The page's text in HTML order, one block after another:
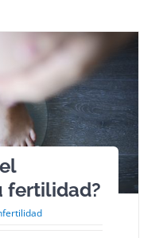
fertilidad?